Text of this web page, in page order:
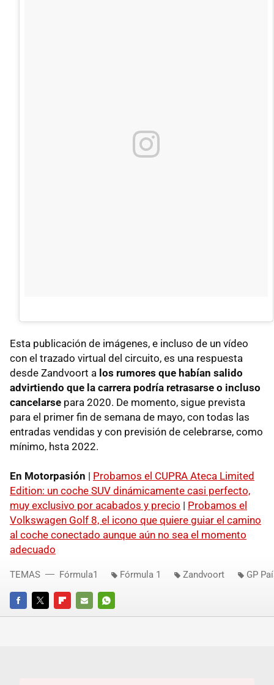
Esta publicación de imágenes, e incluso de un vídeo
con el trazado virtual del circuito, es una respuesta
desde Zandvoort a los rumores que habían salido
advirtiendo que la carrera podría retrasarse o incluso
cancelarse para 2020. De momento, sigue prevista
para el primer fin de semana de mayo, con todas las
entradas vendidas y con previsión de celebrarse, como
mínimo, hsta 2022.
En Motorpasión | Probamos el CUPRA Ateca Limited
Edition: un coche SUV dinámicamente casi perfecto,
muy exclusivo por acabados y precio | Probamos el
Volkswagen Golf 8, el icono que quiere guiar el camino
al coche conectado aunque aún no sea el momento
adecuado
FACEBOOKTWITTERFLIPBOARD
E-
WHATSAPP
TEMAS Fórmula1 Fórmula 1 Zandvoort GP